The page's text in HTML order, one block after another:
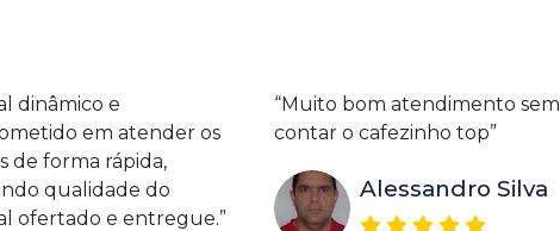
dinâmico e
em atender os
de forma rápida,
qualidade do
ofertado e entregue.”
“Muito bom atendimento sem
contar o cafezinho top”
Alessandro Silva